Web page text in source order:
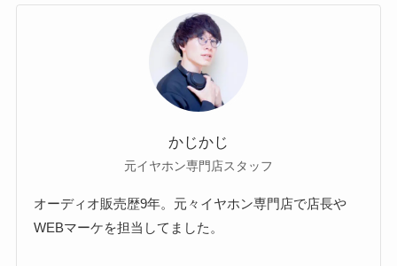
かじかじ
元イヤホン専門店スタッフ
オーディオ販売歴9年。元々イヤホン専門店で店長や
WEBマーケを担当してました。